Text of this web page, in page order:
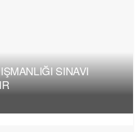
SINAVI